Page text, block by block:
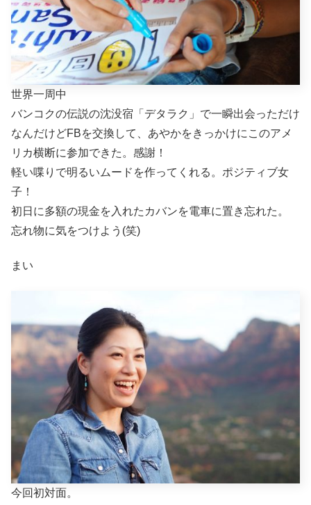
世界一周中
バンコクの伝説の沈没宿「デタラク」で一瞬出会っただけ
なんだけどFBを交換して、あやかをきっかけにこのアメ
リカ横断に参加できた。感謝！
軽い喋りで明るいムードを作ってくれる。ポジティブ女
子！
初日に多額の現金を入れたカバンを電車に置き忘れた。
忘れ物に気をつけよう(笑)
まい
今回初対面。